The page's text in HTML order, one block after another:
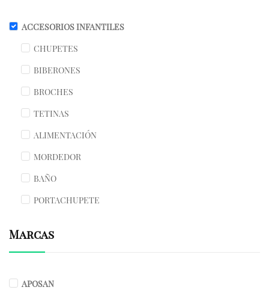
ACCESORIOS INFANTILES
CHUPETES
BIBERONES
BROCHES
TETINAS
ALIMENTACIÓN
MORDEDOR
BAÑO
PORTACHUPETE
Marcas
APOSAN